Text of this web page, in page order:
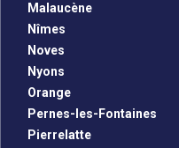
Malaucène
Nîmes
Noves
Nyons
Orange
Pernes-les-Fontaines
Pierrelatte